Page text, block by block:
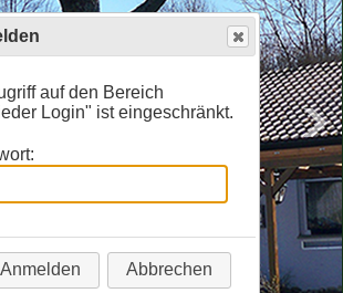
auf den Bereich
Login" ist eingeschränkt.
Anmelden Abbrechen